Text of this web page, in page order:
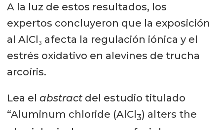
A la luz de estos resultados, los
expertos concluyeron que la exposición
al AlCl₃ afecta la regulación iónica y el
estrés oxidativo en alevines de trucha
arcoíris.
Lea el abstractdel estudio titulado
“Aluminum chloride (AlCl3) alters the